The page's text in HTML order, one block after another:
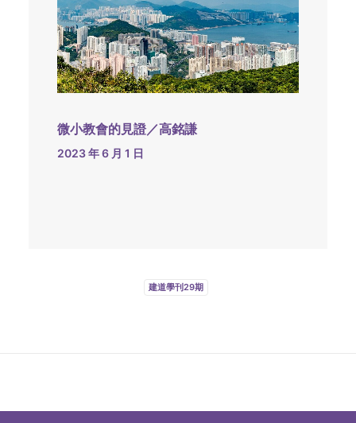
微小教會的見證／高銘謙
2023 年 6 月 1 日
建道學刊29期